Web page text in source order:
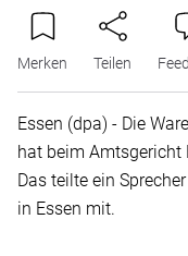
Merken Teilen
Essen (dpa) - Die
hat beim Amtsgericht
Das teilte ein
in Essen mit.